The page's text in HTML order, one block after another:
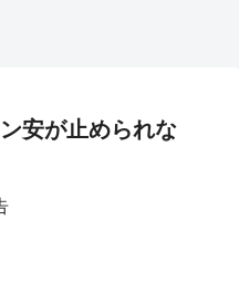
安が止められな